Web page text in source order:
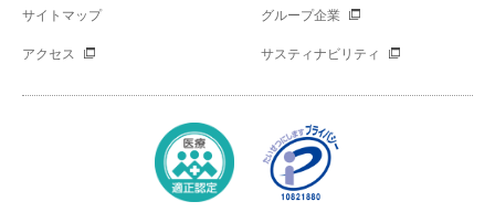
サイトマップ グループ企業
アクセス サスティナビリティ